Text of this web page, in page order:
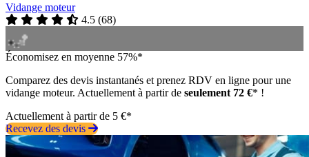
Vidange moteur
4.5 (68)
Économisez en moyenne 57%*
Comparez des devis instantanés et prenez RDV en ligne pour une
vidange moteur. Actuellement à partir de seulement 72 €* !
Actuellement à partir de 5 €*
Recevez des devis